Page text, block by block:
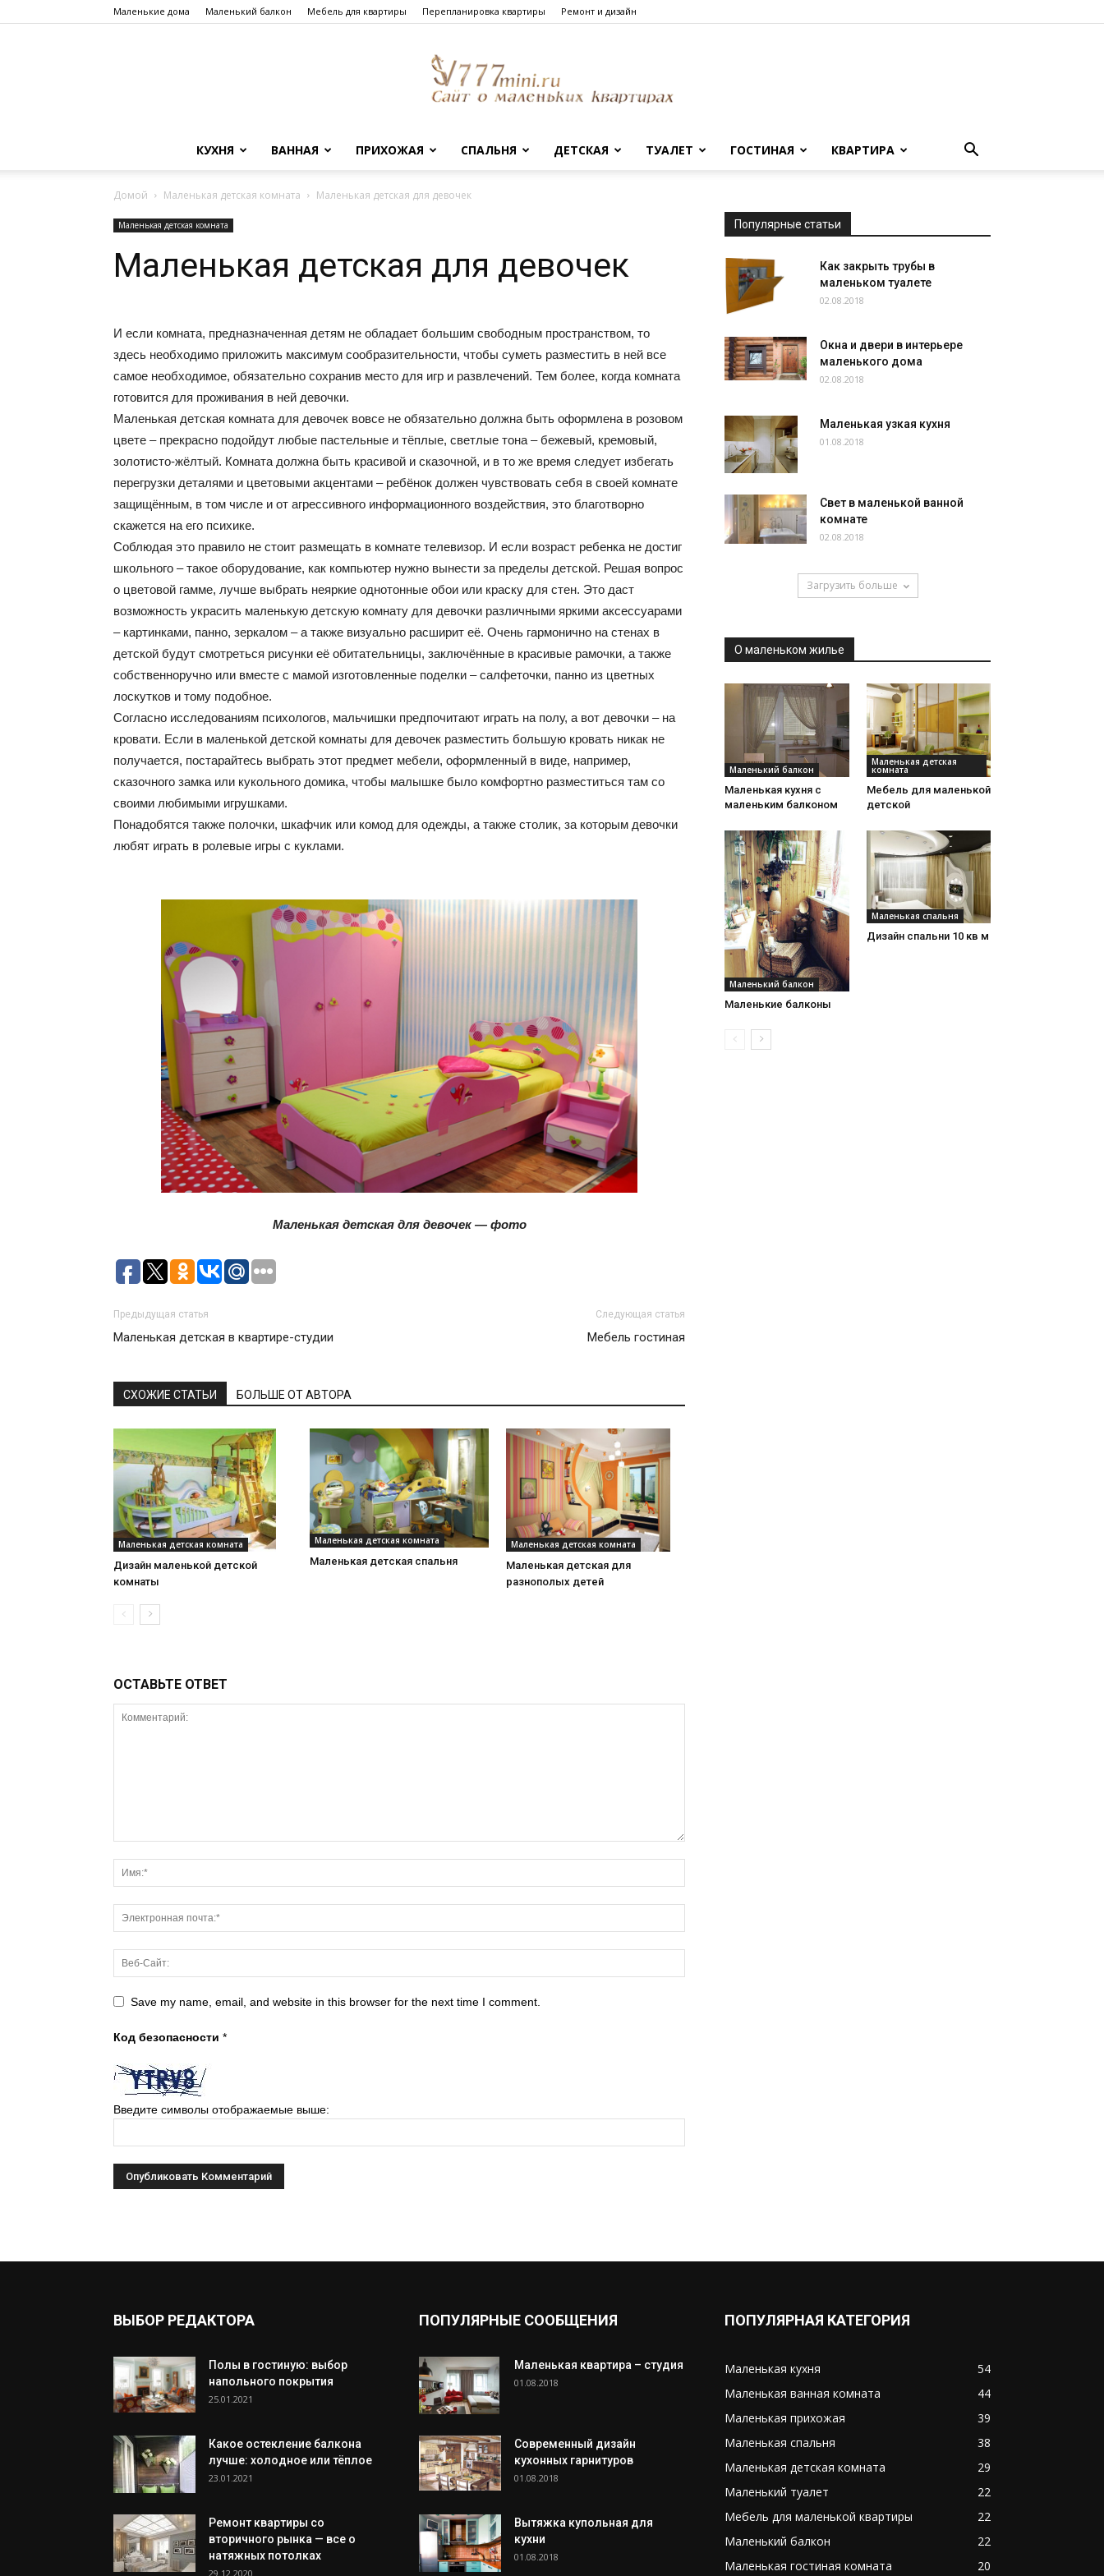
Маленькие дома Маленький балкон Мебель для квартиры Перепланировка квартиры Ремонт и дизайн
Сайт
о
маленьких
квартирах
фото,
советы
и
дизайне
КУХНЯ ВАННАЯ ПРИХОЖАЯ СПАЛЬНЯ ДЕТСКАЯ ТУАЛЕТ ГОСТИНАЯ КВАРТИРА
Домой Маленькая детская комната Маленькая детская для девочек
Маленькая детская комната
Маленькая детская для девочек
И если комната, предназначенная детям не обладает большим свободным пространством, то
здесь необходимо приложить максимум сообразительности, чтобы суметь разместить в ней все
самое необходимое, обязательно сохранив место для игр и развлечений. Тем более, когда комната
готовится для проживания в ней девочки.
Маленькая детская комната для девочек вовсе не обязательно должна быть оформлена в розовом
цвете – прекрасно подойдут любые пастельные и тёплые, светлые тона – бежевый, кремовый,
золотисто-жёлтый. Комната должна быть красивой и сказочной, и в то же время следует избегать
перегрузки деталями и цветовыми акцентами – ребёнок должен чувствовать себя в своей комнате
защищённым, в том числе и от агрессивного информационного воздействия, это благотворно
скажется на его психике.
Соблюдая это правило не стоит размещать в комнате телевизор. И если возраст ребенка не достиг
школьного – такое оборудование, как компьютер нужно вынести за пределы детской. Решая вопрос
о цветовой гамме, лучше выбрать неяркие однотонные обои или краску для стен. Это даст
возможность украсить маленькую детскую комнату для девочки различными яркими аксессуарами
– картинками, панно, зеркалом – а также визуально расширит её. Очень гармонично на стенах в
детской будут смотреться рисунки её обитательницы, заключённые в красивые рамочки, а также
собственноручно или вместе с мамой изготовленные поделки – салфеточки, панно из цветных
лоскутков и тому подобное.
Согласно исследованиям психологов, мальчишки предпочитают играть на полу, а вот девочки – на
кровати. Если в маленькой детской комнаты для девочек разместить большую кровать никак не
получается, постарайтесь выбрать этот предмет мебели, оформленный в виде, например,
сказочного замка или кукольного домика, чтобы малышке было комфортно разместиться там со
своими любимыми игрушками.
Понадобятся также полочки, шкафчик или комод для одежды, а также столик, за которым девочки
любят играть в ролевые игры с куклами.
Маленькая детская для девочек — фото
Предыдущая статья
Маленькая детская в квартире-студии
Следующая статья
Мебель гостиная
СХОЖИЕ СТАТЬИ БОЛЬШЕ ОТ АВТОРА
Маленькая детская комната
Дизайн маленькой детской
комнаты
Маленькая детская комната
Маленькая детская спальня
Маленькая детская комната
Маленькая детская для
разнополых детей
ОСТАВЬТЕ ОТВЕТ
Save my name, email, and website in this browser for the next time I comment.
Код безопасности *
Введите символы отображаемые выше:
Популярные статьи
Как закрыть трубы в
маленьком туалете
02.08.2018
Окна и двери в интерьере
маленького дома
02.08.2018
Маленькая узкая кухня
01.08.2018
Свет в маленькой ванной
комнате
02.08.2018
Загрузить больше
О маленьком жилье
Маленький балкон
Маленькая кухня с
маленьким балконом
Маленькая детская
комната
Мебель для маленькой
детской
Маленький балкон
Маленькие балконы
Маленькая спальня
Дизайн спальни 10 кв м
ВЫБОР РЕДАКТОРА
Полы в гостиную: выбор
напольного покрытия
25.01.2021
Какое остекление балкона
лучше: холодное или тёплое
23.01.2021
Ремонт квартиры со
вторичного рынка — все о
натяжных потолках
29.12.2020
ПОПУЛЯРНЫЕ СООБЩЕНИЯ
Маленькая квартира – студия
01.08.2018
Современный дизайн
кухонных гарнитуров
01.08.2018
Вытяжка купольная для
кухни
01.08.2018
ПОПУЛЯРНАЯ КАТЕГОРИЯ
Маленькая кухня
54
Маленькая ванная комната
44
Маленькая прихожая
39
Маленькая спальня
38
Маленькая детская комната
29
Маленький туалет
22
Мебель для маленькой квартиры
22
Маленький балкон
22
Маленькая гостиная комната
20